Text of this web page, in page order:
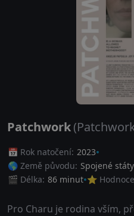
Patchwork
📅 Rok natočení: 2023
🌎 Země původu: Spojené
🎬 Délka: 86 minut ⭐
Pro Charu je rodina vším,